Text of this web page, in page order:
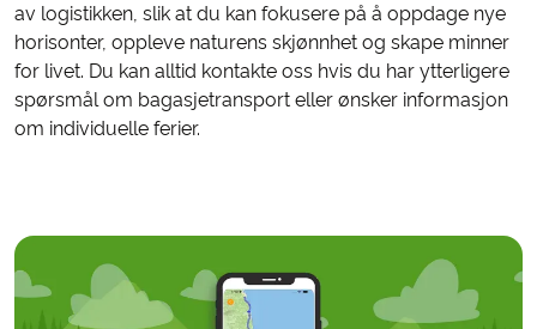
av logistikken, slik at du kan fokusere på å oppdage nye
horisonter, oppleve naturens skjønnhet og skape minner
for livet. Du kan alltid kontakte oss hvis du har ytterligere
spørsmål om bagasjetransport eller ønsker informasjon
om individuelle ferier.